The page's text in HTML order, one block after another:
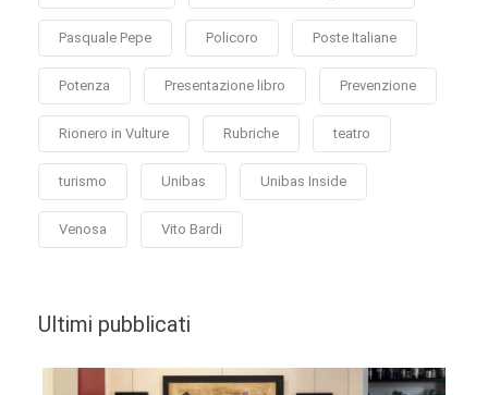
Pasquale Pepe Policoro Poste Italiane
Potenza Presentazione libro Prevenzione
Rionero in Vulture Rubriche teatro
turismo Unibas Unibas Inside
Venosa Vito Bardi
Ultimi pubblicati